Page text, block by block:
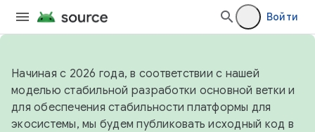
Войти
Начиная с 2026 года, в соответствии с нашей
моделью стабильной разработки основной ветки и
для обеспечения стабильности платформы для
экосистемы, мы будем публиковать исходный код в